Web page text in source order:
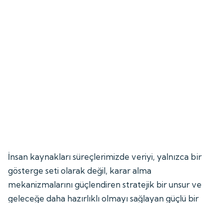
İnsan kaynakları süreçlerimizde veriyi, yalnızca bir
gösterge seti olarak değil, karar alma
mekanizmalarını güçlendiren stratejik bir unsur ve
geleceğe daha hazırlıklı olmayı sağlayan güçlü bir